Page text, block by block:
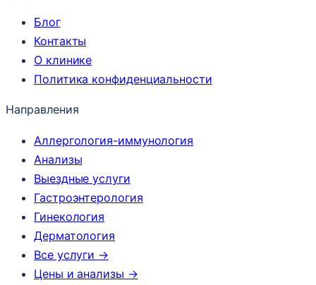
Блог
Контакты
О клинике
Политика конфиденциальности
Направления
Аллергология-иммунология
Анализы
Выездные услуги
Гастроэнтерология
Гинекология
Дерматология
Все услуги →
Цены и анализы →